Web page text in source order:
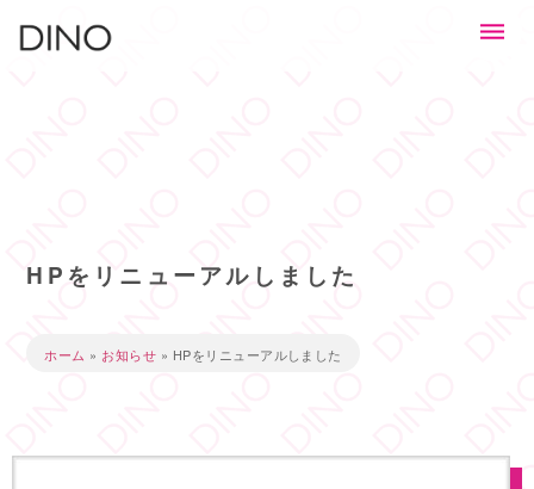
HPをリニューアルしました
ホーム » お知らせ » HPをリニューアルしました